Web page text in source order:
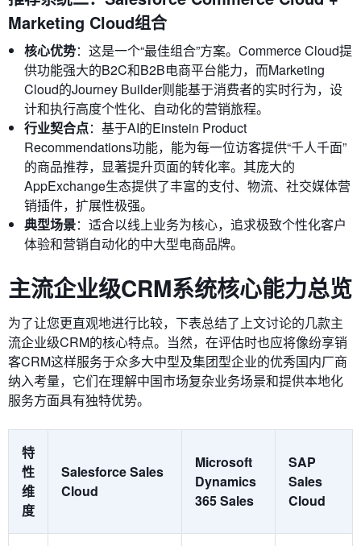
Marketing Cloud组合
核心优势：这是一个“最佳组合”方案。Commerce Cloud提
供功能强大的B2C和B2B电商平台能力，而Marketing
Cloud的Journey Builder则能基于消费者的实时行为，设
计和执行高度个性化、自动化的营销旅程。
行业契合点：基于AI的Einstein Product
Recommendations功能，能为每一位访客提供“千人千面”
的商品推荐，显著提升页面的转化率。其庞大的
AppExchange生态提供了丰富的支付、物流、社交媒体营
销插件，扩展性极强。
典型场景：适合以线上业务为核心，追求极致个性化客户
体验和营销自动化的中大型电商品牌。
主流企业级CRM系统核心能力总览
为了让您更直观地进行比较，下表总结了上文讨论的几款主
流企业级CRM的核心特点。当然，在评估时也应将像纷享销
客CRM这样服务于众多大中型及集团型企业的优秀国内厂商
纳入考量，它们在理解中国市场复杂业务场景和提供本地化
服务方面具有独特优势。
特
性
维
度
Salesforce Sales
Cloud
Microsoft
Dynamics
365 Sales
SAP
Sales
Cloud